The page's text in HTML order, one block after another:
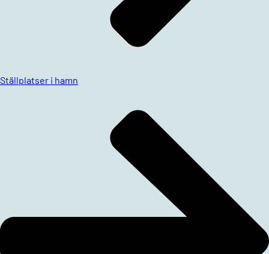
Ställplatser i hamn